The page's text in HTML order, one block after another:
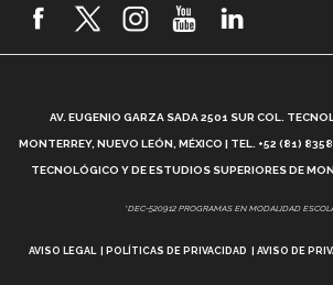
2026! (video)
¿Cómo es el Modelo
Vida Tec: Feminismo e
AV. EUGENIO GARZA SADA 2501 SUR COL.
MONTERREY, NUEVO LEÓN, MÉXICO | TEL. +52 (81)
TECNOLÓGICO Y DE ESTUDIOS SUPERIORES DE
*DEC-520912 PROGRAMAS EN MODALIDAD
AVISO LEGAL POLÍTICAS DE PRIVACIDAD AVISO DE